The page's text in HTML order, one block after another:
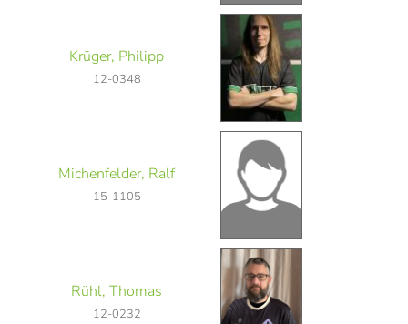
Krüger, Philipp
12-0348
Michenfelder, Ralf
15-1105
Rühl, Thomas
12-0232